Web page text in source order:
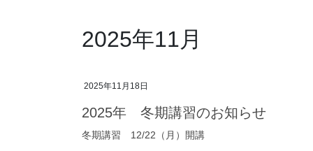
2025年11月
2025年11月18日
2025年 冬期講習のお知らせ
冬期講習 12/22（月）開講